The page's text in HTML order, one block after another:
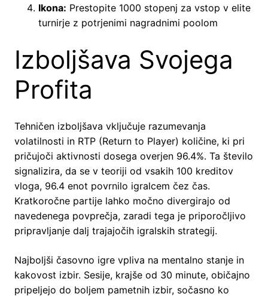
Ikona: Prestopite 1000 stopenj za vstop v elite
turnirje z potrjenimi nagradnimi poolom
Izboljšava Svojega
Profita
Tehničen izboljšava vključuje razumevanja
volatilnosti in RTP (Return to Player) količine, ki pri
pričujoči aktivnosti dosega overjen 96.4%. Ta število
signalizira, da se v teoriji od vsakih 100 kreditov
vloga, 96.4 enot povrnilo igralcem čez čas.
Kratkoročne partije lahko močno divergirajo od
navedenega povprečja, zaradi tega je priporočljivo
pripravljanje dalj trajajočih igralskih strategij.
Najboljši časovno igre vpliva na mentalno stanje in
kakovost izbir. Sesije, krajše od 30 minute, običajno
pripeljejo do boljem pametnih izbir, sočasno ko